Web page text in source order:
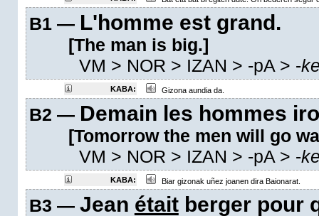
B1 — L'homme est grand.
[The man is big.]
VM > NOR > IZAN > -pA> -
KABA: Gizona aundia da.
B2 — Demain les hommes
[Tomorrow the men will go
VM > NOR > IZAN > -pA> -
KABA: Biar gizonak uñez joanen dira Baionarat.
B3 — Jean étaitberger pour